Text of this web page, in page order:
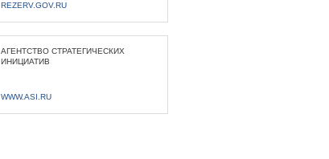
REZERV.GOV.RU
АГЕНТСТВО СТРАТЕГИЧЕСКИХ
ИНИЦИАТИВ
WWW.ASI.RU